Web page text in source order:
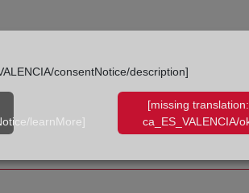
PropiedadconsentNotice/description]
learnMore]
[missing translation:
ca_ES_VALENCIA/